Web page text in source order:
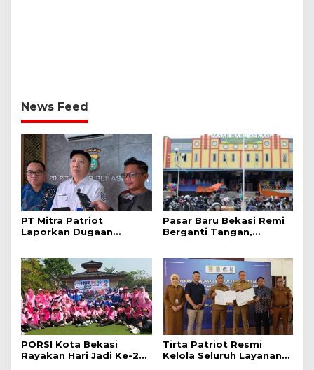
News Feed
PT Mitra Patriot
Laporkan Dugaan
Pasar Baru Bekasi Remi
Berganti Tangan,
PORSI Kota Bekasi
Rayakan Hari Jadi Ke-2
Tirta Patriot Resmi
Kelola Seluruh Layanan